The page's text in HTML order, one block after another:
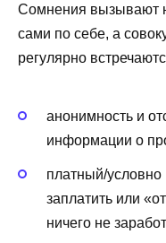
Сомнения вызывают
сами по себе, а
регулярно
анонимность и
информации о
платный/условно
заплатить или
ничего не